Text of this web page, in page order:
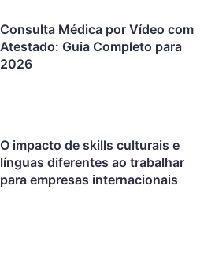
Consulta Médica por Vídeo com
Atestado: Guia Completo para
2026
O impacto de skills culturais e
línguas diferentes ao trabalhar
para empresas internacionais